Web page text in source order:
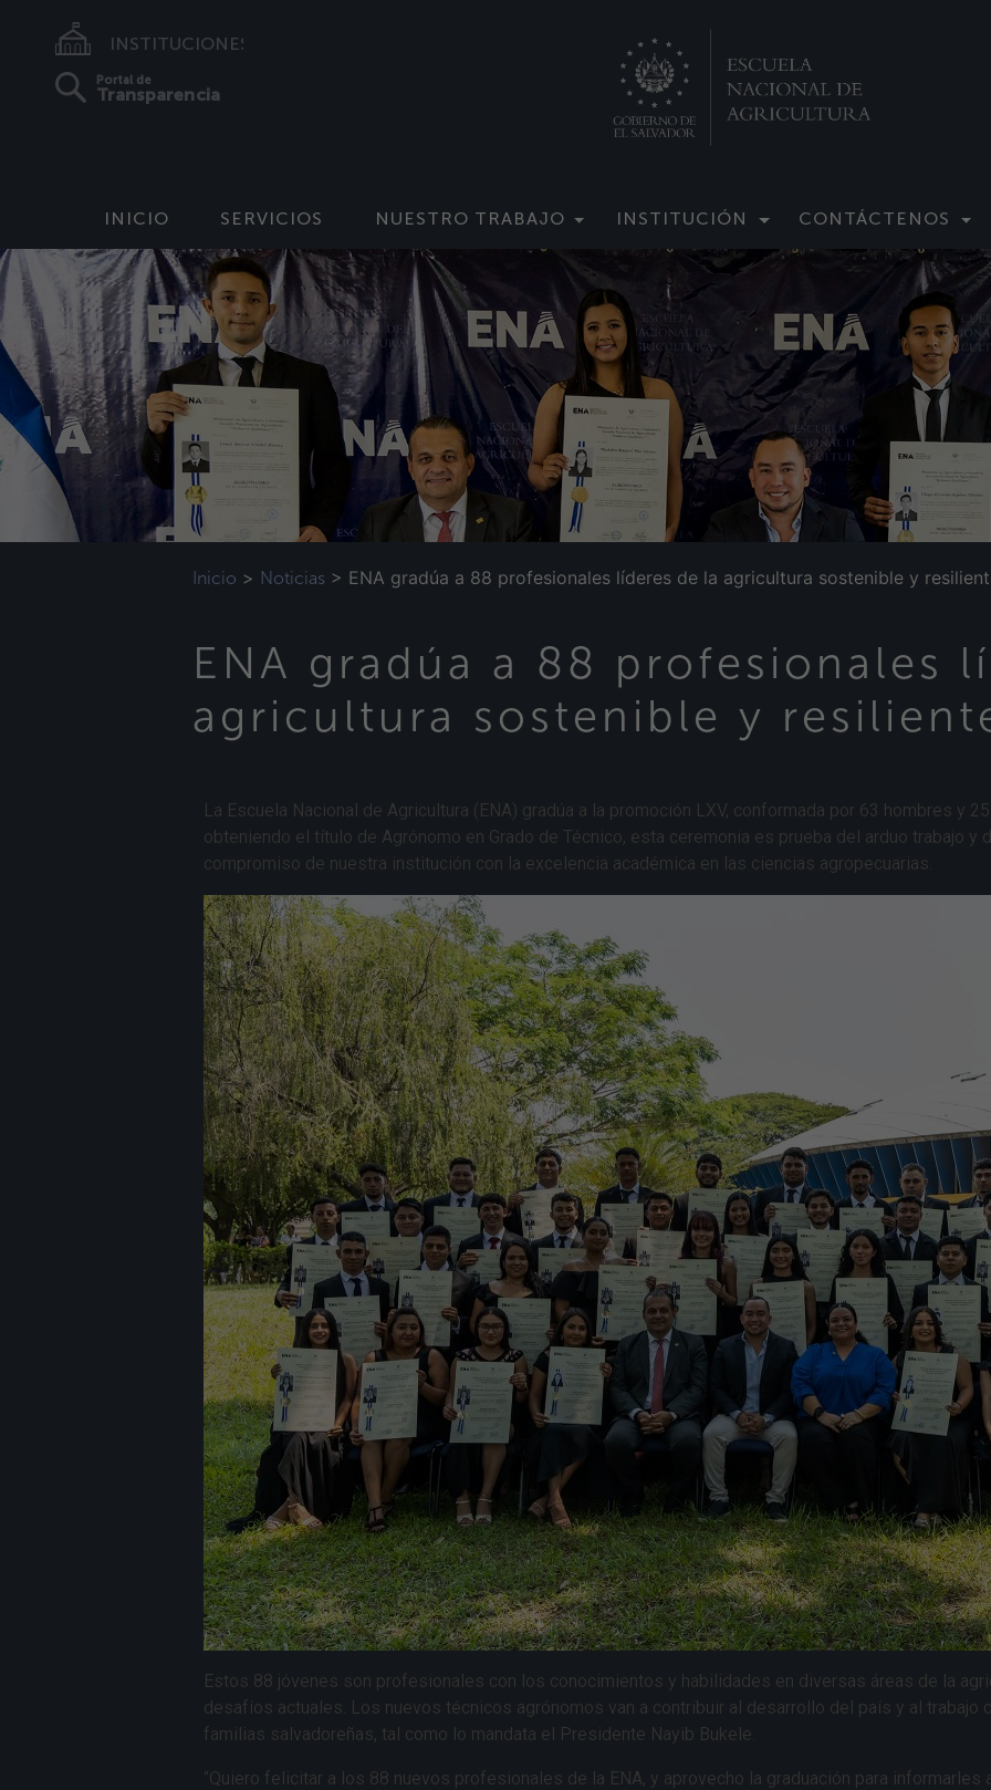
INSTITUCIONES
Portal de
Transparencia
INICIO SERVICIOS NUESTRO TRABAJO INSTITUCIÓN CONTÁCTENOS
Inicio > Noticias > ENA gradúa a 88 profesionales líderes de la agricultura sostenible y
ENA gradúa a 88 profesionales
agricultura sostenible y
La Escuela Nacional de Agricultura (ENA) gradúa a la promoción LXV, conformada por 63 hombres y
obteniendo el título de Agrónomo en Grado de Técnico, esta ceremonia es prueba del arduo trabajo
compromiso de nuestra institución con la excelencia académica en las ciencias agropecuarias.
Estos 88 jóvenes son profesionales con los conocimientos y habilidades en diversas áreas de la
desafíos actuales. Los nuevos técnicos agrónomos van a contribuir al desarrollo del país y al trabajo
familias salvadoreñas, tal como lo mandata el Presidente Nayib Bukele.
“Quiero felicitar a los 88 nuevos profesionales de la ENA, y aprovecho la graduación para